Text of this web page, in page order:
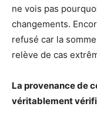
ne vois pas
changements.
refusé car la
relève de cas
La provenance de
véritablement